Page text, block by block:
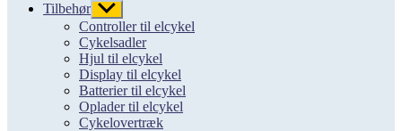
Tilbehør Vis
undermenu
Controller til elcykel
Cykelsadler
Hjul til elcykel
Display til elcykel
Batterier til elcykel
Oplader til elcykel
Cykelovertræk